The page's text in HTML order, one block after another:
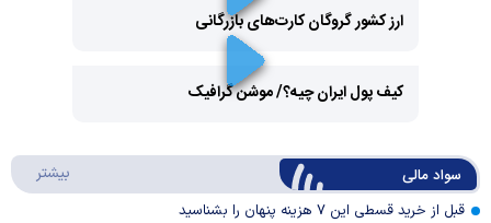
ارز کشور گروگان کارت‌های بازرگانی
Video
کیف پول ایران چیه؟/ موشن گرافیک
سواد مالی بیشتر
قبل از خرید قسطی این ۷ هزینه پنهان را بشناسید